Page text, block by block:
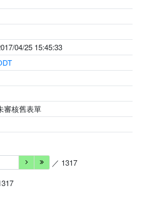
04/25 15:45:33
審核舊表單
／ 1317